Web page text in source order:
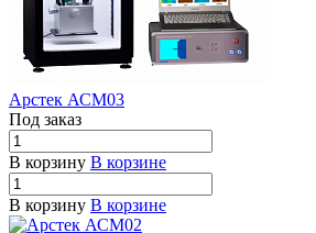
Арстек АСМ03
Под заказ
В корзину В корзине
В корзину В корзине